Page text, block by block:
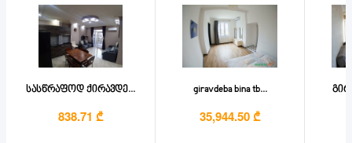
სასწრაფოდ ქირავდე...
838.71 ₾
giravdeba bina tb...
35,944.50 ₾